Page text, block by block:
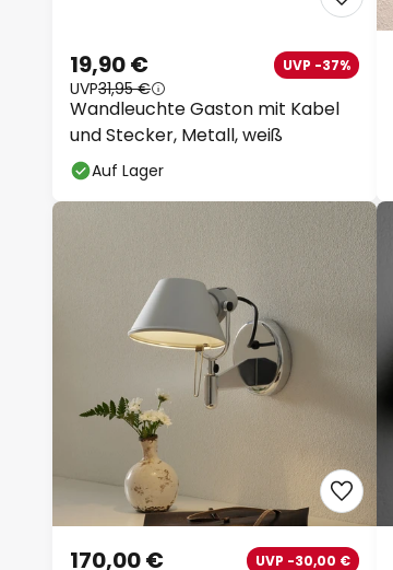
Wandleuchte Gaston mit Kabel
und Stecker, Metall, weiß
19,90 € UVP -37%
UVP31,95 €
Auf Lager
170,00 € UVP -30,00 €